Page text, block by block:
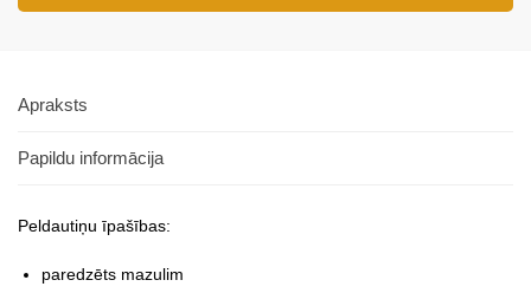
Apraksts
Papildu informācija
Peldautiņu īpašības:
paredzēts mazulim